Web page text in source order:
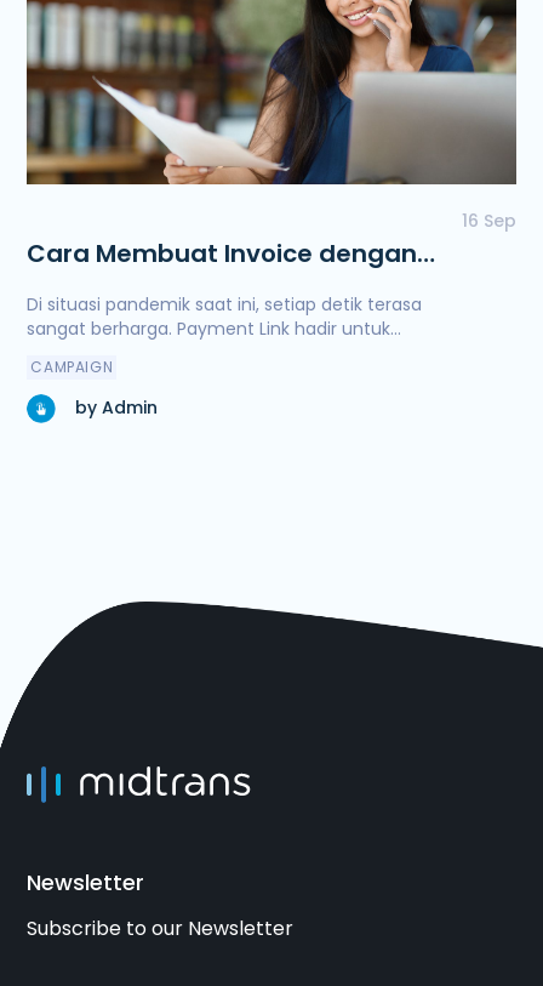
16 Sep
Cara Membuat Invoice dengan
Payment Link Midtrans
Di situasi pandemik saat ini, setiap detik terasa
sangat berharga. Payment Link hadir untuk
cepat dan nyaman.
CAMPAIGN
by Admin
Newsletter
Subscribe to our Newsletter